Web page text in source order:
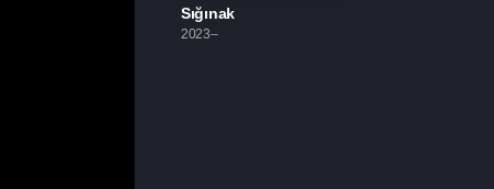
Sığınak
2023–